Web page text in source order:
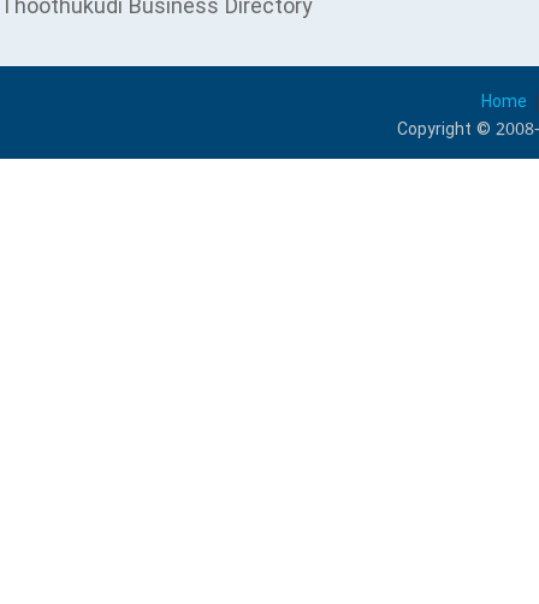
Thoothukudi Business Directory
Home
Copyright ©